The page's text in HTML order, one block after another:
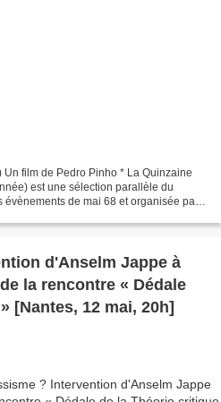
film de Pedro Pinho * La Quinzaine
est une sélection parallèle du
de mai 68 et organisée par
d'Anselm Jappe à
la rencontre « Dédale
[Nantes, 12 mai, 20h]